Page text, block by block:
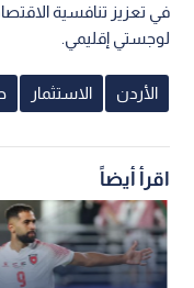
في تعزيز تنافسية
لوجستي إقليمي.
الأردن الاستثمار
اقرأ أيضاً